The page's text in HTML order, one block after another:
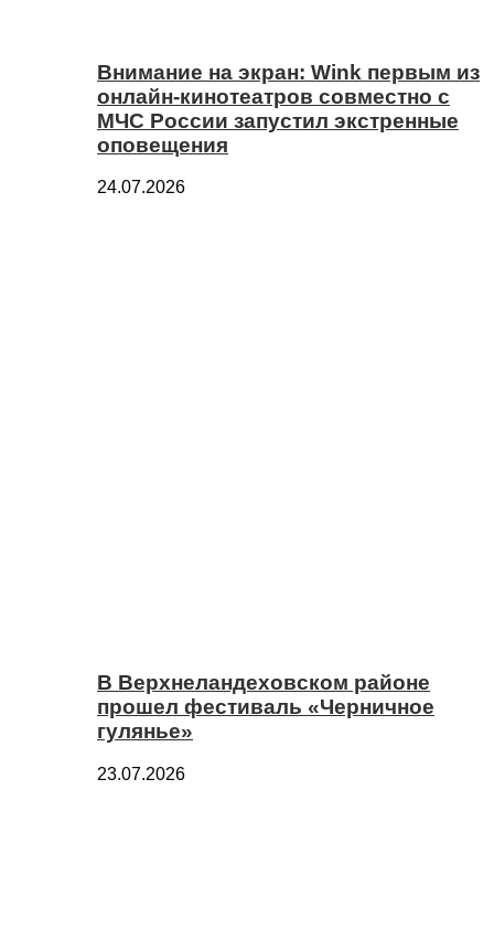
Внимание на экран: Wink первым из
онлайн-кинотеатров совместно с
МЧС России запустил экстренные
оповещения
24.07.2026
В Верхнеландеховском районе
прошел фестиваль «Черничное
гулянье»
23.07.2026